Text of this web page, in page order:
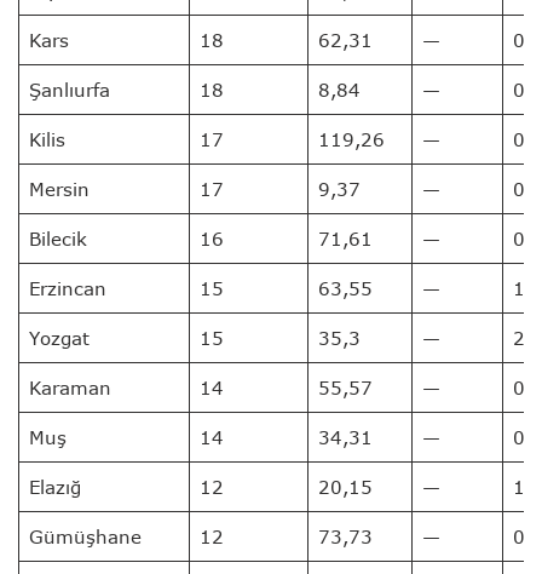
Kars 18 62,31 — 0
Şanlıurfa 18 8,84 — 0
Kilis 17 119,26 — 0
Mersin 17 9,37 — 0
Bilecik 16 71,61 — 0
Erzincan 15 63,55 — 1
Yozgat 15 35,3 — 2
Karaman 14 55,57 — 0
Muş 14 34,31 — 0
Elazığ 12 20,15 — 1
Gümüşhane 12 73,73 — 0